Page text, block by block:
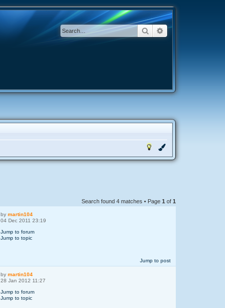
SearchAdvanced search
Search found 4 matches • Page 1 of 1
bymartin104
04 Dec 2011 23:19
Jump to forum
Jump to topic
Jump to post
bymartin104
28 Jan 2012 11:27
Jump to forum
Jump to topic